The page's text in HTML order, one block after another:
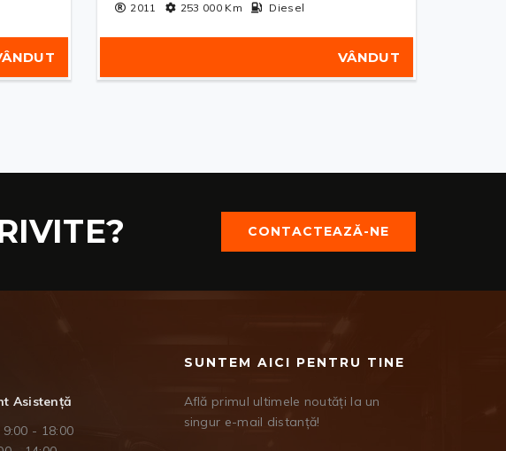
2011 253 000Km Diesel
VÂNDUT
CONTACTEAZĂ-NE
Asistență
- 18:00
SUNTEM AICI PENTRU TINE
Află primul ultimele noutăți la un
singur e-mail distanță!